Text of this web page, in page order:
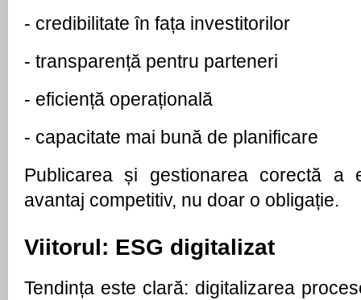
- credibilitate în fața investitorilor
- transparență pentru parteneri
- eficiență operațională
- capacitate mai bună de planificare
Publicarea și gestionarea corectă a
avantaj competitiv, nu doar o obligație.
Viitorul: ESG digitalizat
Tendința este clară: digitalizarea